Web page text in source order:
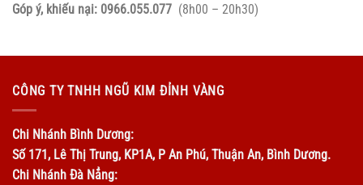
Góp ý, khiếu nại: 0966.055.077 (8h00 – 20h30)
CÔNG TY TNHH NGŨ KIM ĐỈNH VÀNG
Chi Nhánh Bình Dương:
Số 171, Lê Thị Trung, KP1A, P An Phú, Thuận An, Bình Dương.
Chi Nhánh Đà Nẳng: